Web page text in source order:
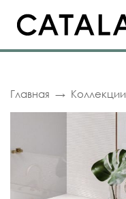
Главная Коллекции